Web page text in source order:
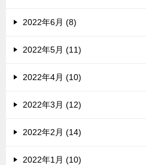
2022年6月 (8)
2022年5月 (11)
2022年4月 (10)
2022年3月 (12)
2022年2月 (14)
2022年1月 (10)